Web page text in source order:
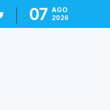
07 AGO
2026